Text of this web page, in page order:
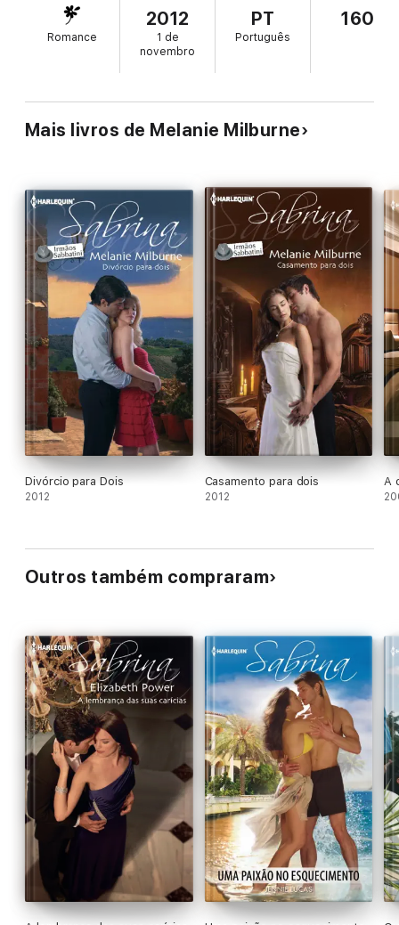
paixão incandescente durante a noite de núpcias?
Romance
2012
1 de
novembro
PT
Português
160
Mais livros de Melanie Milburne
Divórcio para Dois
2012
Casamento para dois
2012
A
Outros também compraram